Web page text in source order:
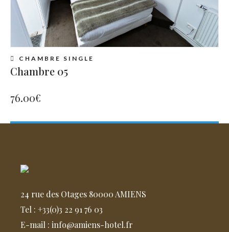
CHAMBRE SINGLE
Chambre 05
76.00€
24 rue des Otages 80000 AMIENS
Tel : +33(0)3 22 91 76 03
E-mail : info@amiens-hotel.fr